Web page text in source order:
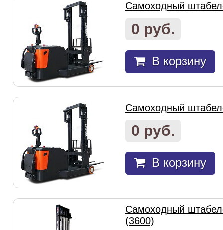
Самоходный
0 руб.
В корзину
Самоходный
0 руб.
В корзину
Самоходный
(3600)